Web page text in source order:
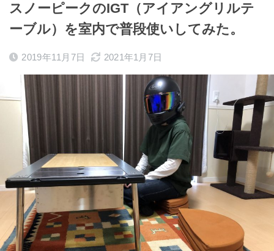
スノーピークのIGT（アイアングリルテ
ーブル）を室内で普段使いしてみた。
2019年11月7日 2021年1月7日